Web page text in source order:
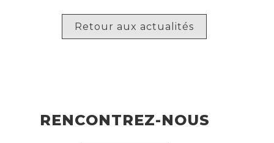
Retour aux actualités
RENCONTREZ-NOUS